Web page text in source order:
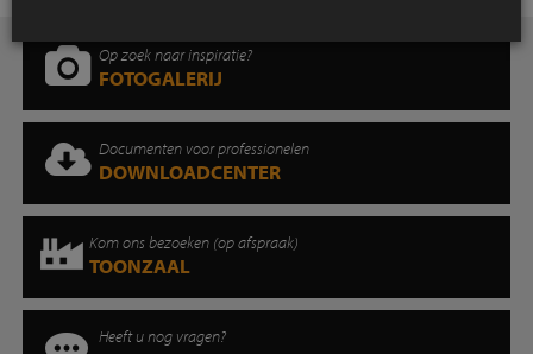
Op zoek naar inspiratie?
FOTOGALERIJ
Documenten voor professionelen
DOWNLOADCENTER
Kom ons bezoeken (op afspraak)
TOONZAAL
Heeft u nog vragen?